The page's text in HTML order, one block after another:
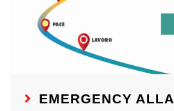
EMERGENCY ALLA